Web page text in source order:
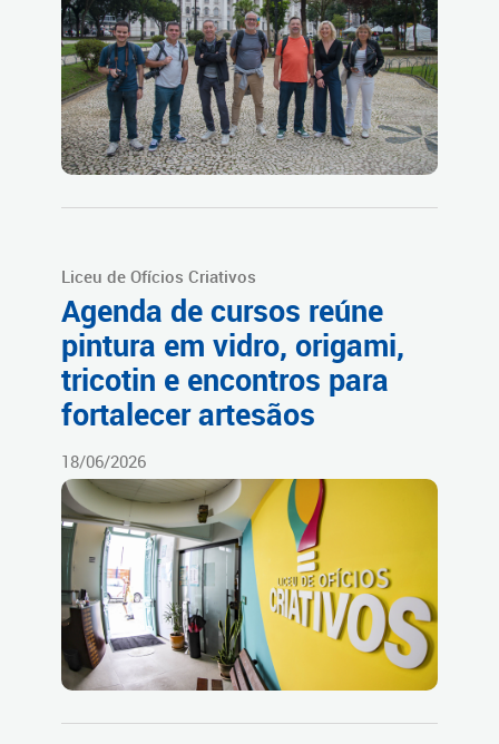
Liceu de Ofícios Criativos
Agenda de cursos reúne
pintura em vidro, origami,
tricotin e encontros para
fortalecer artesãos
18/06/2026